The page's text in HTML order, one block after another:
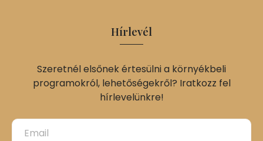
Hírlevél
Szeretnél elsőnek értesülni a környékbeli
programokról, lehetőségekről? Iratkozz fel
hírlevelünkre!